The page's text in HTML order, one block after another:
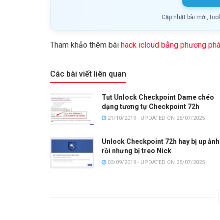
Cập nhật bài mới,
Tham khảo thêm bài hack icloud bằng phương
Các bài viết liên quan
Tut Unlock Checkpoint Dame chéo
dạng tương tự Checkpoint 72h
21/10/2019 - UPDATED ON 25/07/2025
Unlock Checkpoint 72h hay bị up ảnh
rồi nhưng bị treo Nick
03/09/2019 - UPDATED ON 25/07/2025